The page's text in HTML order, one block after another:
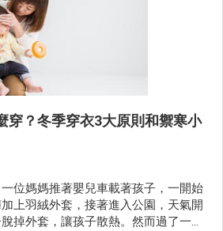
穿？冬季穿衣3大原則和禦寒小
位媽媽推著嬰兒車載著孩子，一開始
上羽絨外套，接著進入公園，天氣開
掉外套，讓孩子散熱。然而過了一會